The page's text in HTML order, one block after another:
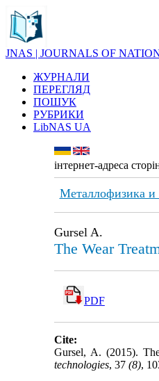
JNAS | JOURNALS OF
ЖУРНАЛИ
ПЕРЕГЛЯД
ПОШУК
РУБРИКИ
LibNAS UA
інтернет-адреса
Металлофизика и
Gursel A.
The Wear
PDF
Cite:
Gursel, A. (2015).
technologies, 37 (8),